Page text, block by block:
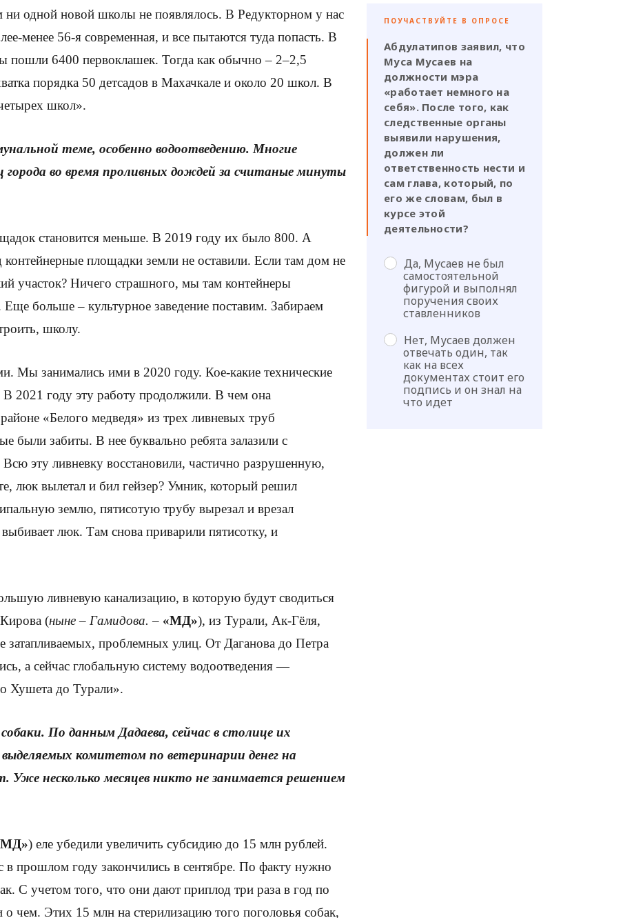
ни одной новой школы не появлялось. В Редукторном у нас
менее 56-я современная, и все пытаются туда попасть. В
пошли 6400 первоклашек. Тогда как обычно – 2–2,5
порядка 50 детсадов в Махачкале и около 20 школ. В
школ».
теме, особенно водоотведению. Многие
во время проливных дождей за считаные минуты
становится меньше. В 2019 году их было 800. А
площадки земли не оставили. Если там дом не
участок? Ничего страшного, мы там контейнеры
больше – культурное заведение поставим. Забираем
школу.
Мы занимались ими в 2020 году. Кое-какие технические
2021 году эту работу продолжили. В чем она
«Белого медведя» из трех ливневых труб
были забиты. В нее буквально ребята залазили с
эту ливневку восстановили, частично разрушенную,
люк вылетал и бил гейзер? Умник, который решил
землю, пятисотую трубу вырезал и врезал
люк. Там снова приварили пятисотку, и
ливневую канализацию, в которую будут сводиться
(ныне – Гамидова. – «МД»), из Турали, Ак-Гёля,
проблемных улиц. От Даганова до Петра
а сейчас глобальную систему водоотведения —
Хушета до Турали».
По данным Дадаева, сейчас в столице их
комитетом по ветеринарии денег на
несколько месяцев никто не занимается решением
) еле убедили увеличить субсидию до 15 млн рублей.
в прошлом году закончились в сентябре. По факту нужно
С учетом того, что они дают приплод три раза в год по
чем. Этих 15 млн на стерилизацию того поголовья собак,
ПОУЧАСТВУЙТЕ В ОПРОСЕ
Абдулатипов заявил, что
Муса Мусаев на
должности мэра
«работает немного на
себя». После того, как
следственные органы
выявили нарушения,
должен ли
ответственность нести и
сам глава, который, по
его же словам, был в
курсе этой
деятельности?
Да, Мусаев не был
самостоятельной
фигурой и выполнял
поручения своих
ставленников
Нет, Мусаев должен
отвечать один, так
как на всех
документах стоит его
подпись и он знал на
что идет